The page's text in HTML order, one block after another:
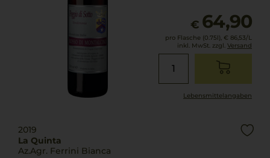
€ 64,90
pro Flasche (0.75l), € 86,53/L
inkl. MwSt. zzgl. Versand
Lebensmittel­angaben
2019
La Quinta
Az.Agr. Ferrini Bianca